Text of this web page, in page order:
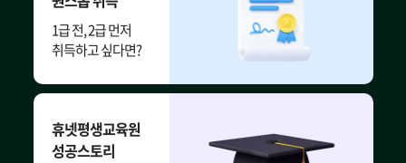
1급 전, 2급 먼저
취득하고 싶다면?
휴넷평생교육원
성공스토리